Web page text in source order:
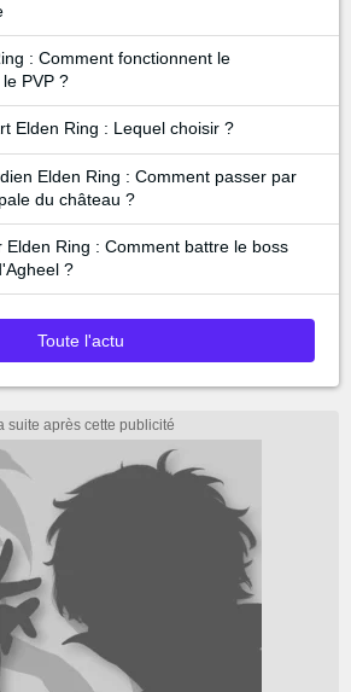
: Comment fonctionnent le
PVP ?
Elden Ring : Lequel choisir ?
Elden Ring : Comment passer par
du château ?
Elden Ring : Comment battre le boss
?
Toute l'actu